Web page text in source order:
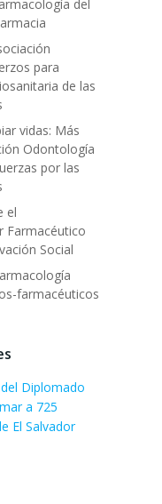
del
para
de las
vidas: Más
Odontología
por las
el
Farmacéutico
Social
farmacéuticos
Diplomado
a 725
El Salvador